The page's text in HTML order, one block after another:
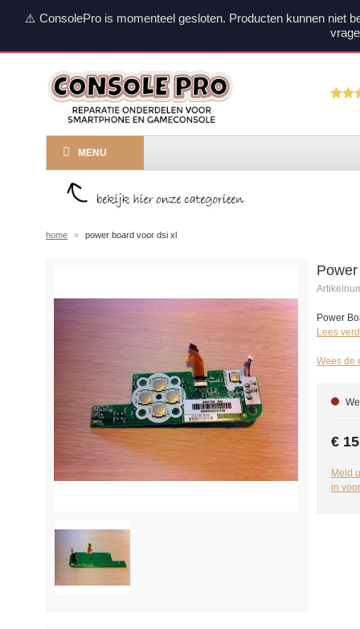
⚠️ ConsolePro is momenteel gesloten. Producten kunnen niet
MENU
home » power board voor dsi xl
Power
Lees
Wees de
€
Meld
in